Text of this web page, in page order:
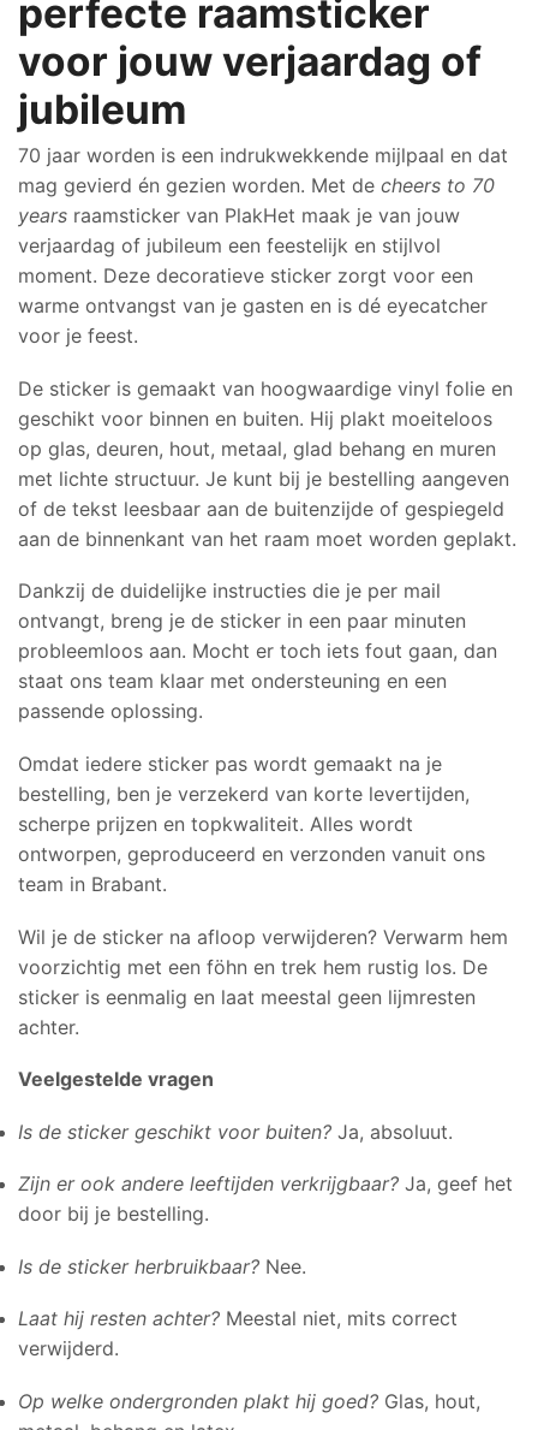
perfecte raamsticker
voor jouw verjaardag of
jubileum
70 jaar worden is een indrukwekkende mijlpaal en dat
mag gevierd én gezien worden. Met de cheers to 70
years raamsticker van PlakHet maak je van jouw
verjaardag of jubileum een feestelijk en stijlvol
moment. Deze decoratieve sticker zorgt voor een
warme ontvangst van je gasten en is dé eyecatcher
voor je feest.
De sticker is gemaakt van hoogwaardige vinyl folie en
geschikt voor binnen en buiten. Hij plakt moeiteloos
op glas, deuren, hout, metaal, glad behang en muren
met lichte structuur. Je kunt bij je bestelling aangeven
of de tekst leesbaar aan de buitenzijde of gespiegeld
aan de binnenkant van het raam moet worden geplakt.
Dankzij de duidelijke instructies die je per mail
ontvangt, breng je de sticker in een paar minuten
probleemloos aan. Mocht er toch iets fout gaan, dan
staat ons team klaar met ondersteuning en een
passende oplossing.
Omdat iedere sticker pas wordt gemaakt na je
bestelling, ben je verzekerd van korte levertijden,
scherpe prijzen en topkwaliteit. Alles wordt
ontworpen, geproduceerd en verzonden vanuit ons
team in Brabant.
Wil je de sticker na afloop verwijderen? Verwarm hem
voorzichtig met een föhn en trek hem rustig los. De
sticker is eenmalig en laat meestal geen lijmresten
achter.
Veelgestelde vragen
Is de sticker geschikt voor buiten? Ja, absoluut.
Zijn er ook andere leeftijden verkrijgbaar? Ja, geef het
door bij je bestelling.
Is de sticker herbruikbaar? Nee.
Laat hij resten achter? Meestal niet, mits correct
verwijderd.
Op welke ondergronden plakt hij goed? Glas, hout,